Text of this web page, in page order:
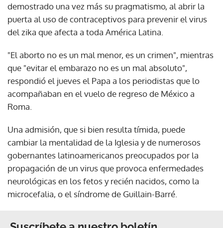
demostrado una vez más su pragmatismo, al abrir la
puerta al uso de contraceptivos para prevenir el virus
del zika que afecta a toda América Latina.
"El aborto no es un mal menor, es un crimen", mientras
que "evitar el embarazo no es un mal absoluto",
respondió el jueves el Papa a los periodistas que lo
acompañaban en el vuelo de regreso de México a
Roma.
Una admisión, que si bien resulta tímida, puede
cambiar la mentalidad de la Iglesia y de numerosos
gobernantes latinoamericanos preocupados por la
propagación de un virus que provoca enfermedades
neurológicas en los fetos y recién nacidos, como la
microcefalia, o el síndrome de Guillain-Barré.